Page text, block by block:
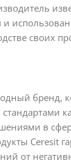
своих
бренд,
в
Ceresit
от